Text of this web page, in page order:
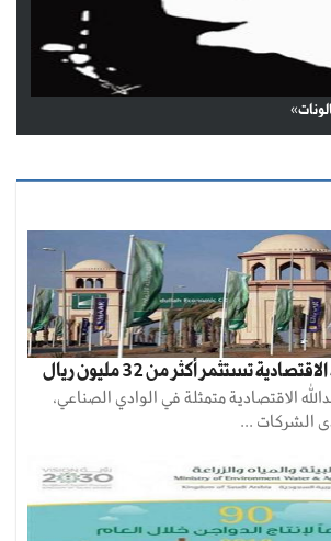
تستثمر أكثر من 32 مليون ريال
الاقتصادية متمثلة في الوادي الصناعي،
الشركات ...